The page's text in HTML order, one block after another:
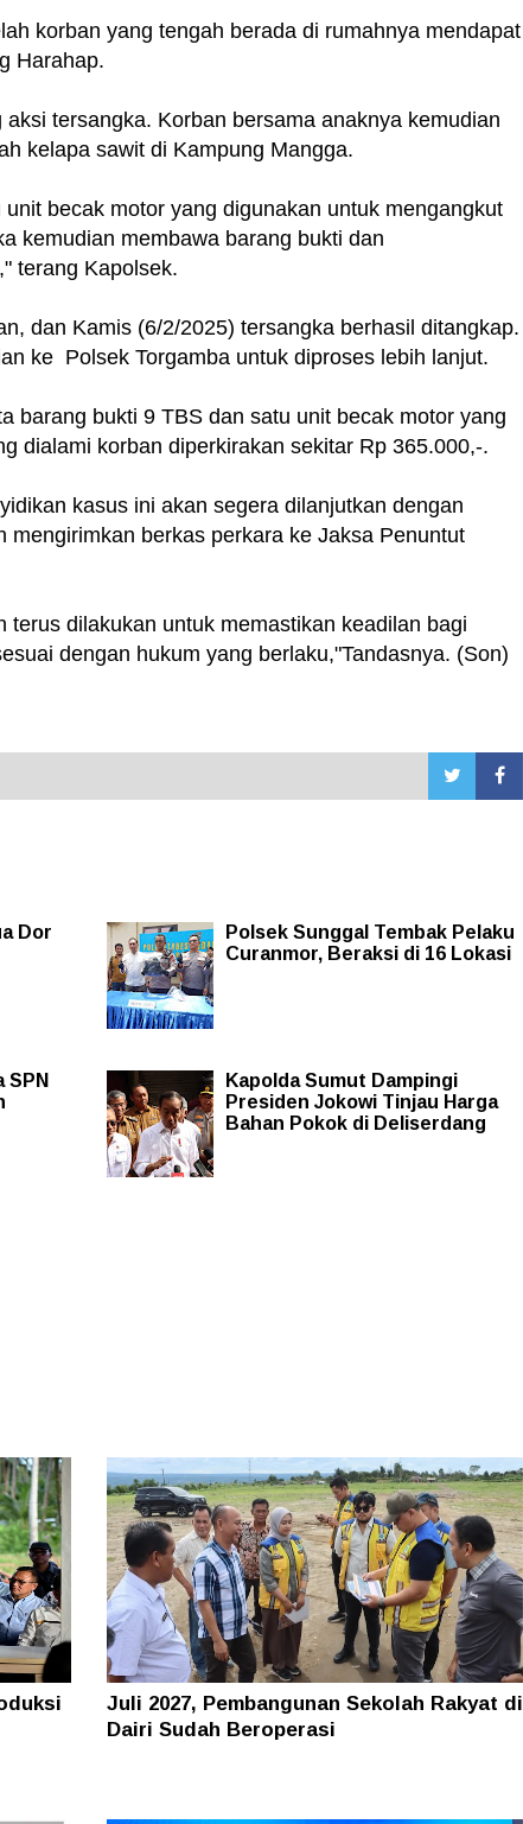
korban yang tengah berada di rumahnya mendapat
Harahap.
tersangka. Korban bersama anaknya kemudian
kelapa sawit di Kampung Mangga.
becak motor yang digunakan untuk mengangkut
kemudian membawa barang bukti dan
terang Kapolsek.
dan Kamis (6/2/2025) tersangka berhasil ditangkap.
ke Polsek Torgamba untuk diproses lebih lanjut.
barang bukti 9 TBS dan satu unit becak motor yang
dialami korban diperkirakan sekitar Rp 365.000,-.
kasus ini akan segera dilanjutkan dengan
mengirimkan berkas perkara ke Jaksa Penuntut
terus dilakukan untuk memastikan keadilan bagi
dengan hukum yang berlaku,"Tandasnya. (Son)
Dor
Polsek Sunggal Tembak Pelaku
Curanmor, Beraksi di 16 Lokasi
SPN
Kapolda Sumut Dampingi
Presiden Jokowi Tinjau Harga
Bahan Pokok di Deliserdang
Juli 2027, Pembangunan Sekolah Rakyat di
Dairi Sudah Beroperasi